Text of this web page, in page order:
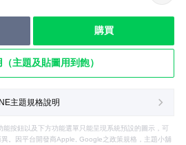
購買
主題及貼圖用到飽）
主題規格說明
按鈕以及下方功能選單只能呈現系統預設的圖示，可
。因平台開發商Apple, Google之政策規格，主題小舖